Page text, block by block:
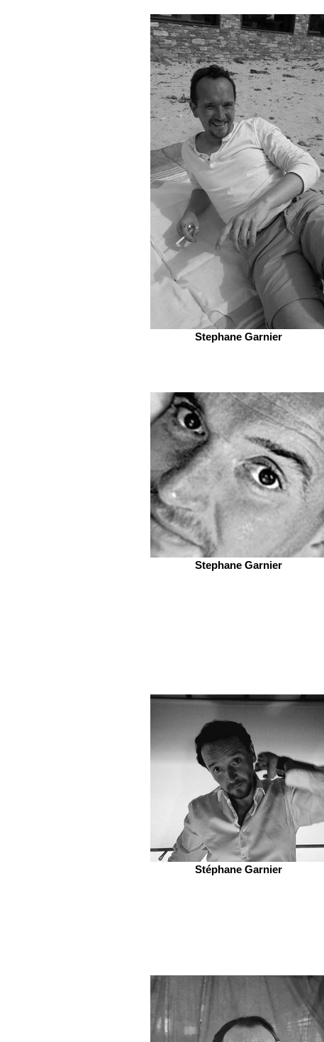
Stephane Garnier
Stephane Garnier
Stéphane Garnier